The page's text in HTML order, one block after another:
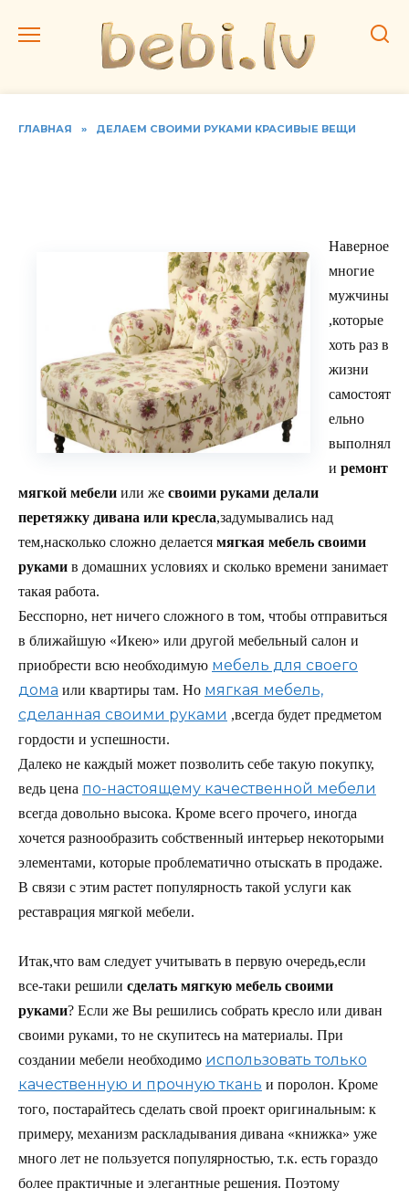
ГЛАВНАЯ » ДЕЛАЕМ СВОИМИ РУКАМИ КРАСИВЫЕ ВЕЩИ
Наверное
многие
мужчины
,которые
хоть раз в
жизни
самостоят
ельно
выполнял
и ремонт
мягкой мебели или же своими руками делали
перетяжку дивана или кресла,задумывались над
тем,насколько сложно делается мягкая мебель своими
руками в домашних условиях и сколько времени занимает
такая работа.
Бесспорно, нет ничего сложного в том, чтобы отправиться
в ближайшую «Икею» или другой мебельный салон и
приобрести всю необходимую мебель для своего
дома или квартиры там. Но мягкая мебель,
сделанная своими руками ,всегда будет предметом
гордости и успешности.
Далеко не каждый может позволить себе такую покупку,
ведь цена по-настоящему качественной мебели
всегда довольно высока. Кроме всего прочего, иногда
хочется разнообразить собственный интерьер некоторыми
элементами, которые проблематично отыскать в продаже.
В связи с этим растет популярность такой услуги как
реставрация мягкой мебели.
Итак,что вам следует учитывать в первую очередь,если
все-таки решили сделать мягкую мебель своими
руками? Если же Вы решились собрать кресло или диван
своими руками, то не скупитесь на материалы. При
создании мебели необходимо использовать только
качественную и прочную ткань и поролон. Кроме
того, постарайтесь сделать свой проект оригинальным: к
примеру, механизм раскладывания дивана «книжка» уже
много лет не пользуется популярностью, т.к. есть гораздо
более практичные и элегантные решения. Поэтому